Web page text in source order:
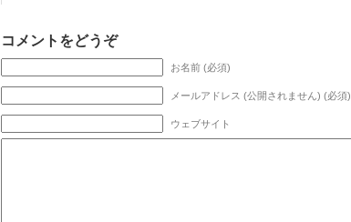
コメントをどうぞ
お名前 (必須)
メールアドレス (公開されません) (必須)
ウェブサイト